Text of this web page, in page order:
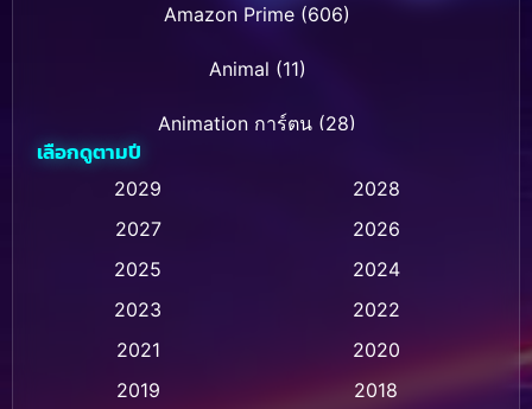
Amazon Prime (606)
Animal (11)
Animation การ์ตูน (28)
Animation การ์ตูน (232)
Animation การ์ตูน (32)
Animation แอนิเมชั่น (1)
Animation แอนิเมชัน (1)
เลือกดูตามปี
2029
2028
2027
2026
2025
2024
2023
2022
2021
2020
2019
2018